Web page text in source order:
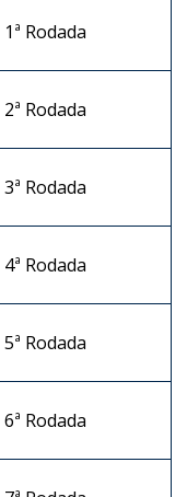
1ª Rodada
2ª Rodada
3ª Rodada
4ª Rodada
5ª Rodada
6ª Rodada